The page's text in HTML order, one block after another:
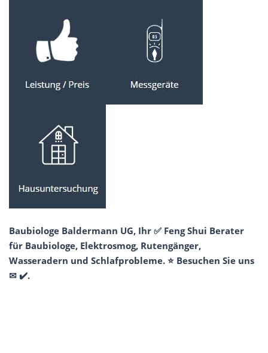
Baubiologe Baldermann UG, Ihr ✅ Feng Shui Berater
für Baubiologe, Elektrosmog, Rutengänger,
Wasseradern und Schlafprobleme. ⭐ Besuchen Sie uns
✉ ✔️.